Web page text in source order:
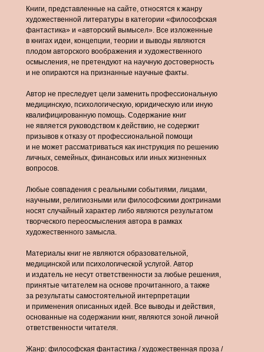
Книги, представленные на сайте, относятся к жанру
художественной литературы в категории «философская
фантастика» и «авторский вымысел». Все изложенные
в книгах идеи, концепции, теории и выводы являются
плодом авторского воображения и художественного
осмысления, не претендуют на научную достоверность
и не опираются на признанные научные факты.
Автор не преследует цели заменить профессиональную
медицинскую, психологическую, юридическую или иную
квалифицированную помощь. Содержание книг
не является руководством к действию, не содержит
призывов к отказу от профессиональной помощи
и не может рассматриваться как инструкция по решению
личных, семейных, финансовых или иных жизненных
вопросов.
Любые совпадения с реальными событиями, лицами,
научными, религиозными или философскими доктринами
носят случайный характер либо являются результатом
творческого переосмысления автора в рамках
художественного замысла.
Материалы книг не являются образовательной,
медицинской или психологической услугой. Автор
и издатель не несут ответственности за любые решения,
принятые читателем на основе прочитанного, а также
за результаты самостоятельной интерпретации
и применения описанных идей. Все выводы и действия,
основанные на содержании книг, являются зоной личной
ответственности читателя.
Жанр: философская фантастика / художественная проза /